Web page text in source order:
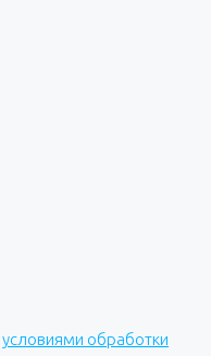
условиями обработки